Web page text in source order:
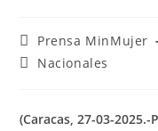
Prensa MinMujer
Nacionales
(Caracas, 27-03-